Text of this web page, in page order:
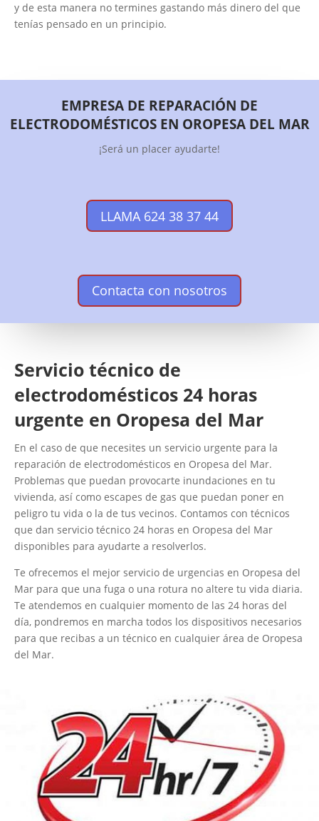
y de esta manera no termines gastando más dinero del que
tenías pensado en un principio.
EMPRESA DE REPARACIÓN DE
ELECTRODOMÉSTICOS EN OROPESA DEL MAR
¡Será un placer ayudarte!
LLAMA 624 38 37 44
Contacta con nosotros
Servicio técnico de
electrodomésticos 24 horas
urgente en Oropesa del Mar
En el caso de que necesites un servicio urgente para la
reparación de electrodomésticos en Oropesa del Mar.
Problemas que puedan provocarte inundaciones en tu
vivienda, así como escapes de gas que puedan poner en
peligro tu vida o la de tus vecinos. Contamos con técnicos
que dan servicio técnico 24 horas en Oropesa del Mar
disponibles para ayudarte a resolverlos.
Te ofrecemos el mejor servicio de urgencias en Oropesa del
Mar para que una fuga o una rotura no altere tu vida diaria.
Te atendemos en cualquier momento de las 24 horas del
día, pondremos en marcha todos los dispositivos necesarios
para que recibas a un técnico en cualquier área de Oropesa
del Mar.